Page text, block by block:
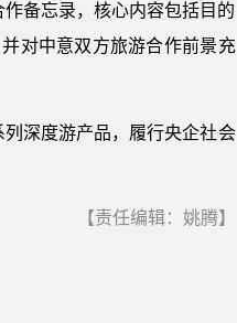
备忘录，核心内容包括目的
对中意双方旅游合作前景充
深度游产品，履行央企社会
【责任编辑：姚腾】